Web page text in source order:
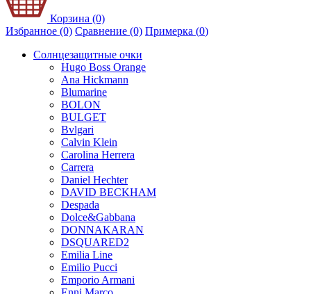
Корзина (0)
Избранное (0) Сравнение (0) Примерка (0)
Солнцезащитные очки
Hugo Boss Orange
Ana Hickmann
Blumarine
BOLON
BULGET
Bvlgari
Calvin Klein
Carolina Herrera
Carrera
Daniel Hechter
DAVID BECKHAM
Despada
Dolce&Gabbana
DONNAKARAN
DSQUARED2
Emilia Line
Emilio Pucci
Emporio Armani